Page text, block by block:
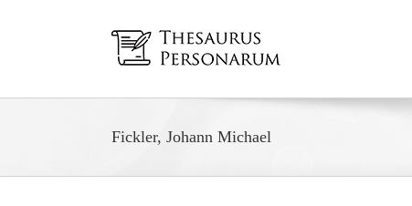
Fickler, Johann Michael